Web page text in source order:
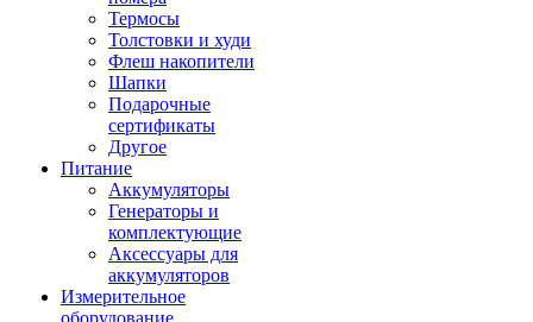
Термосы
Толстовки и худи
Флеш накопители
Шапки
Подарочные
сертификаты
Другое
Питание
Аккумуляторы
Генераторы и
комплектующие
Аксессуары для
аккумуляторов
Измерительное
оборудование